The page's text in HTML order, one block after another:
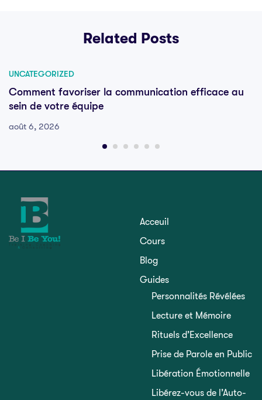
Related Posts
UNCATEGORIZED
Comment favoriser la communication efficace au
sein de votre équipe
août 6, 2026
Acceuil
Cours
Blog
Guides
Personnalités Révélées
Lecture et Mémoire
Rituels d’Excellence
Prise de Parole en Public
Libération Émotionnelle
Libérez-vous de l’Auto-